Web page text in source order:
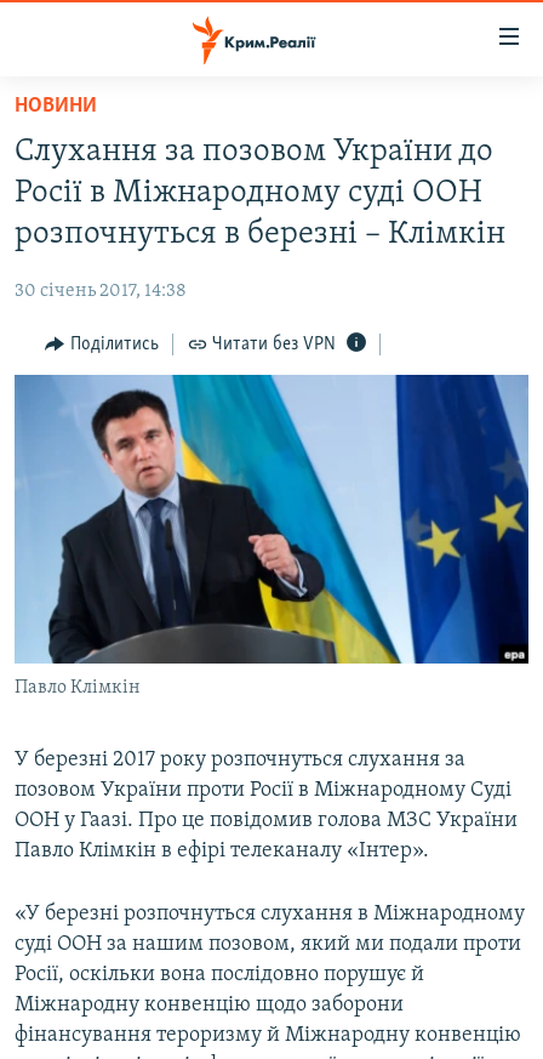
Перейти
основного
матеріалу
до
основної
Перейти
до
ВОДА.КРИМ
БЛОГИ
ПОГЛЯД
ІНТЕРВ'Ю
ВСЕ ЗА ДЕНЬ
СПЕЦПРОЕКТИ
ДЕПОРТАЦІЯ
ВІДЕОУРОКИ «ELIFBE»
СВІДЧЕННЯ ОКУПАЦІЇ
УКРАЇНСЬКА ПРОБЛЕМА КРИМУ
ІНФОГРАФІКА
ЯК ОБІЙТИ БЛОКУВАННЯ
Русский
Qırımtatar
ДОЛУЧАЙСЯ!
Усі сайти RFE/RL
НОВИНИ
Слухання за позовом України до
Росії в Міжнародному суді ООН
розпочнуться в березні – Клімкін
30 січень 2017, 14:38
Поділитись Читати без VPN
Павло Клімкін
У березні 2017 року розпочнуться слухання за
позовом України проти Росії в Міжнародному Суді
ООН у Гаазі. Про це повідомив голова МЗС України
Павло Клімкін в ефірі телеканалу «Інтер».
«У березні розпочнуться слухання в Міжнародному
суді ООН за нашим позовом, який ми подали проти
Росії, оскільки вона послідовно порушує й
Міжнародну конвенцію щодо заборони
фінансування тероризму й Міжнародну конвенцію